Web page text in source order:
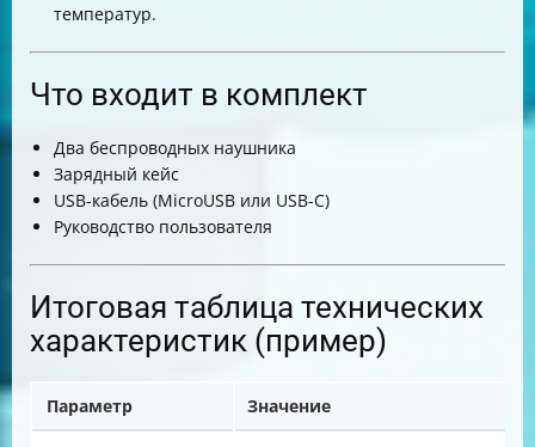
температур.
Что входит в комплект
Два беспроводных наушника
Зарядный кейс
USB-кабель (MicroUSB или USB-C)
Руководство пользователя
Итоговая таблица технических
характеристик (пример)
Параметр Значение